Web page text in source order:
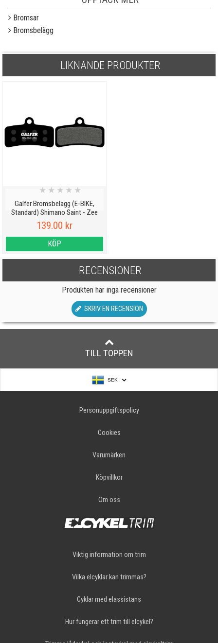
Bromsar
Bromsbelägg
LIKNANDE PRODUKTER
Galfer Bromsbelägg (E-BIKE,
Standard) Shimano Saint - Zee
★ ★ ★ ★ ★
139.00 kr
KÖP
RECENSIONER
Produkten har inga recensioner
SKRIV EN RECENSION
TILL TOPPEN
SEK
Personuppgiftspolicy
Cookies
Varumärken
Köpvillkor
Om oss
Viktig information om trim
Vilka elcyklar kan trimmas?
Cyklar med elassistans
Hur fungerar ett trim till elcykel?